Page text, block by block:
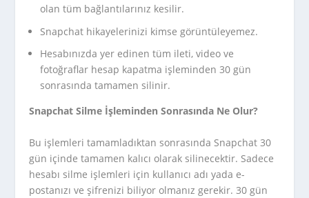
olan tüm bağlantılarınız kesilir.
Snapchat hikayelerinizi kimse görüntüleyemez.
Hesabınızda yer edinen tüm ileti, video ve
fotoğraflar hesap kapatma işleminden 30 gün
sonrasında tamamen silinir.
Snapchat Silme İşleminden Sonrasında Ne Olur?
Bu işlemleri tamamladıktan sonrasında Snapchat 30
gün içinde tamamen kalıcı olarak silinecektir. Sadece
hesabı silme işlemleri için kullanıcı adı yada e-
postanızı ve şifrenizi biliyor olmanız gerekir. 30 gün